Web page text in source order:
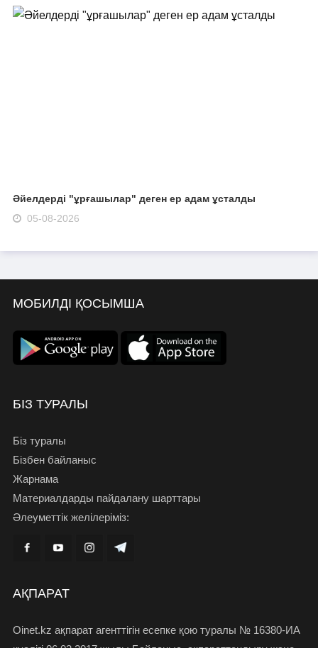
Әйелдерді "ұрғашылар" деген ер адам ұсталды
05-08-2026
МОБИЛДІ ҚОСЫМША
БІЗ ТУРАЛЫ
Біз туралы
Бізбен байланыс
Жарнама
Материалдарды пайдалану шарттары
Әлеуметтік желілеріміз:
АҚПАРАТ
Oinet.kz ақпарат агенттігін есепке қою туралы № 16380-ИА